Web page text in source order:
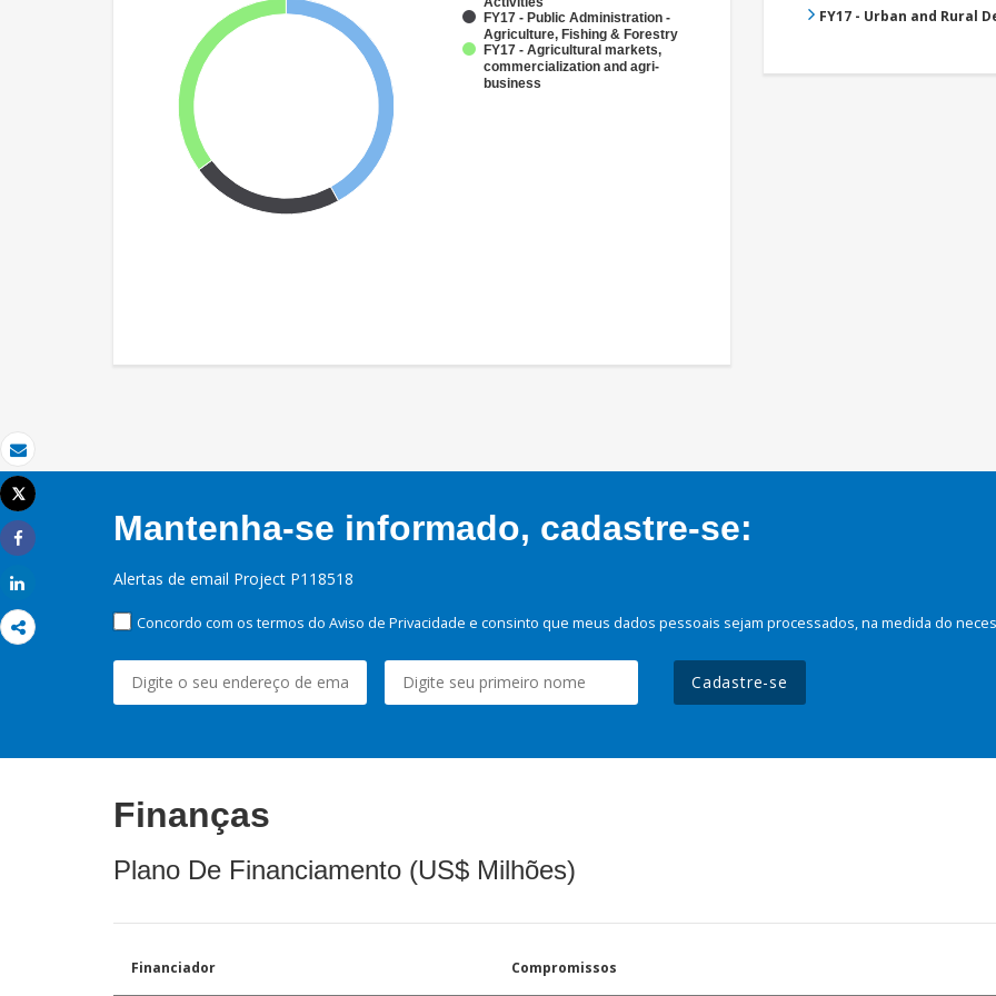
Email
Imprimir
Tweet
Share
FY17 - Public Administration -
Agriculture, Fishing & Forestry
FY17 - Agricultural markets,
commercialization and agri-
business
FY17 - Urban and Rural
Mantenha-se informado, cadastre-se:
Alertas de email Project P118518
Concordo com os termos do Aviso de Privacidade e consinto que meus dados pessoais sejam processados, na medida do
Cadastre-se
Finanças
Plano De Financiamento (US$ Milhões)
Financiador Compromissos